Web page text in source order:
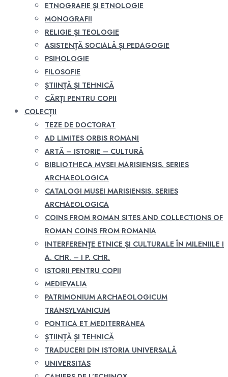
ETNOGRAFIE ȘI ETNOLOGIE
MONOGRAFII
RELIGIE ŞI TEOLOGIE
ASISTENȚĂ SOCIALĂ ȘI PEDAGOGIE
PSIHOLOGIE
FILOSOFIE
ȘTIINȚĂ ȘI TEHNICĂ
CĂRȚI PENTRU COPII
COLECȚII
TEZE DE DOCTORAT
AD LIMITES ORBIS ROMANI
ARTĂ – ISTORIE – CULTURĂ
BIBLIOTHECA MVSEI MARISIENSIS. SERIES
ARCHAEOLOGICA
CATALOGI MUSEI MARISIENSIS. SERIES
ARCHAEOLOGICA
COINS FROM ROMAN SITES AND COLLECTIONS OF
ROMAN COINS FROM ROMANIA
INTERFERENŢE ETNICE ŞI CULTURALE ÎN MILENIILE I
A. CHR. – I P. CHR.
ISTORII PENTRU COPII
MEDIEVALIA
PATRIMONIUM ARCHAEOLOGICUM
TRANSYLVANICUM
PONTICA ET MEDITERRANEA
ȘTIINȚĂ ȘI TEHNICĂ
TRADUCERI DIN ISTORIA UNIVERSALĂ
UNIVERSITAS